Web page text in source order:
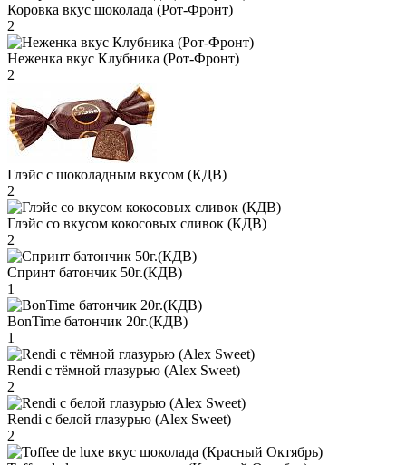
Коровка вкус шоколада (Рот-Фронт)
2
Неженка вкус Клубника (Рот-Фронт)
2
Глэйс с шоколадным вкусом (КДВ)
2
Глэйс со вкусом кокосовых сливок (КДВ)
2
Спринт батончик 50г.(КДВ)
1
BonTime батончик 20г.(КДВ)
1
Rendi с тёмной глазурью (Alex Sweet)
2
Rendi с белой глазурью (Alex Sweet)
2